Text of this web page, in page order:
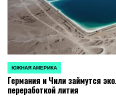
ОПУБЛИКОВАНО
В
ЮЖНАЯ АМЕРИКА
Германия и Чили займутся
переработкой лития